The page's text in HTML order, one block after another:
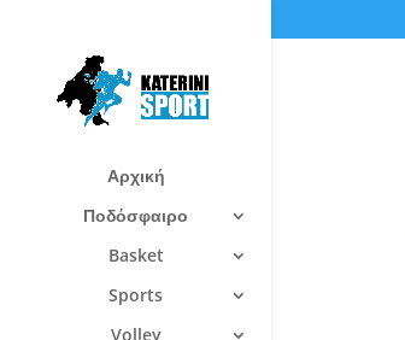
Αρχική
Ποδόσφαιρο
Basket
Sports
Volley